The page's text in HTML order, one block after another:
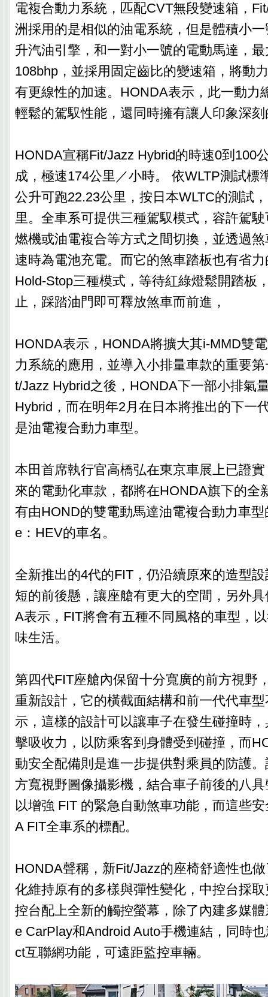
電複合動力系統，匹配CVT無段變速箱，‎
洲採用的是相似的油電系統，但是體積小
升汽油引擎，和一對小一號的電動馬達，
108bhp，並採用固定齒比的變速箱，將動
有更線性的加速。HONDA表示，此一動力
輕鬆的駕馭性能，還同時擁有讓人印象深
‎HONDA宣稱Fit/Jazz Hybrid的時速0到100
成，極速174公里／小時。 依WLTP測試標
公升可跑22.23公里，按日本WLTC的測試
里。全車系可‎提供三種駕馭模式，容許駕
燃機或油電複合等方式之間切換，並透過
速時為電池充電。‎而它的煞車踏板也有省
Hold-Stop三種模式，等待紅綠燈鬆開踏板
止，踩踏油門即可釋放煞車而前進，
‎HONDA表示，HONDA將擴大其i-MMD雙
力系統的應用，並導入小排量車款的重要
t/Jazz Hybrid之後，HONDA下一部小排氣
Hybrid，‎而在明年2月在日本將推出的下一
是油電複合動力車型。
本田首席執行官高橋弘‎‎在東京車展‎‎上已證
來的電動化車款，都將在HONDA旗下的全
有由HOND的雙電動馬達油電複合動力車
e：HEV的車名。
全新推出的4代的FIT，仍沿續原來的造型
短的前後懸，讓座艙有更大的空間，另外
A表示，FIT將會有五種不同風格的車型，
味生活。
第四代FIT座艙內保留十分寬廣的前方視野
重新設計，它的橫截面結構和前一代代車
示，這樣的設計可以讓車子在發生碰撞時
擊吸收力，以防乘客到身體受到碰撞，而
動安全配備則是進一步提供對乘員的防護
方寬視野圖像攝影機，結合車子前後的八
以增強 FIT 的緊急自動煞車功能，而這些
A FIT全車系的標配。
HONDA聲稱，新Fit/Jazz的座椅舒適性也
化維持原有的多樣與彈性變化，中控台採
控台配上全新的觸控螢幕，除了內建多媒
e CarPlay和Android Auto手機連結，同時
ct互聯網功能，可遠距監控車輛。